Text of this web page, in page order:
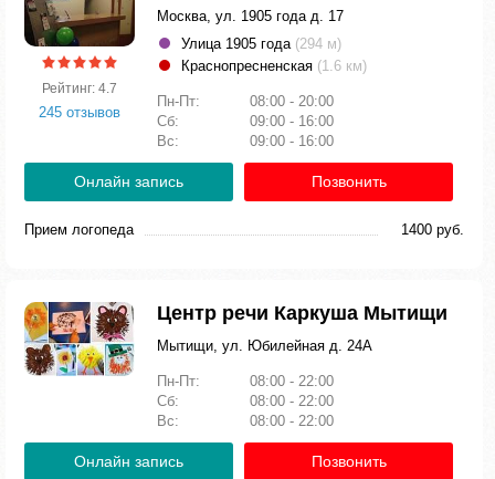
Рейтинг: 4.7
245 отзывов
Москва, ул. 1905 года д. 17
Улица 1905 года (294 м)
Краснопресненская (1.6 км)
Пн-Пт:
08:00 - 20:00
Сб:
09:00 - 16:00
Вс:
09:00 - 16:00
Онлайн запись Позвонить
Прием логопеда 1400 руб.
Центр речи Каркуша Мытищи
Мытищи, ул. Юбилейная д. 24А
Пн-Пт:
08:00 - 22:00
Сб:
08:00 - 22:00
Вс:
08:00 - 22:00
Онлайн запись Позвонить